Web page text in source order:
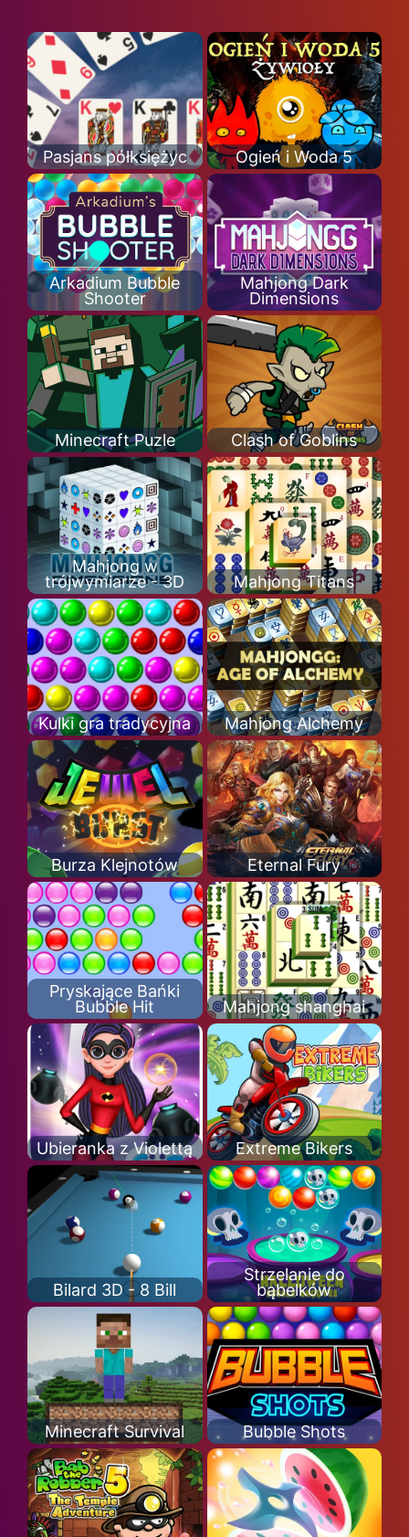
Pasjans półksiężyc Ogień i Woda 5
Arkadium Bubble
Shooter
Mahjong Dark
Dimensions
Minecraft Puzle Clash of Goblins
Mahjong w
trójwymiarze - 3D
Mahjong Titans
Kulki gra tradycyjna Mahjong Alchemy
Burza Klejnotów Eternal Fury
Pryskające Bańki
Bubble Hit
Mahjong shanghai
Ubieranka z Violettą Extreme Bikers
Bilard 3D - 8 Bill
Strzelanie do
bąbelków
Minecraft Survival Bubble Shots